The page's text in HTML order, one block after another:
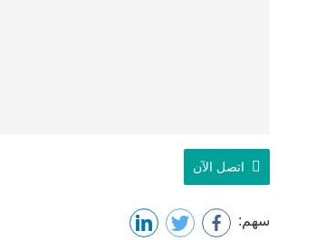
اتصل الآن
سهم: